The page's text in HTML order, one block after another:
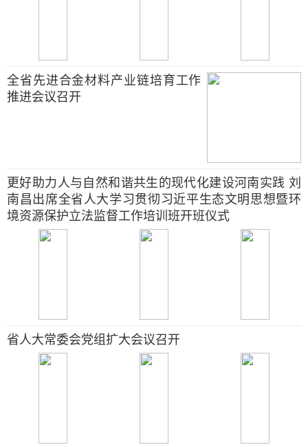
全省先进合金材料产业链培育工作
推进会议召开
更好助力人与自然和谐共生的现代化建设河南实践 刘
南昌出席全省人大学习贯彻习近平生态文明思想暨环
境资源保护立法监督工作培训班开班仪式
省人大常委会党组扩大会议召开